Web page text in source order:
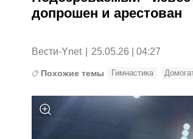
допрошен и арестован
Вести-Ynet 25.05.26 | 04:27
Похожие темы Гимнастика